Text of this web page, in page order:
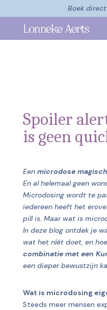
Boek
Spoiler
is geen
Een microdose
En al helemaal geen
Microdosing wordt te
iedereen heeft het
pill is. Maar wat is
In deze blog ontdek je
wat het níét doet, en hoe
combinatie met een
een dieper bewustzijn
Wat is microdosing
Steeds meer mensen